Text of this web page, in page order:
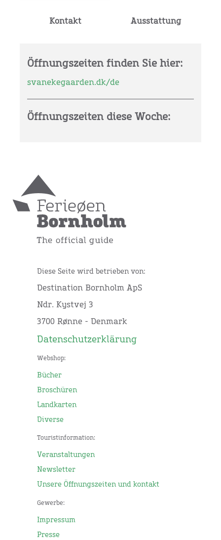
Kontakt Ausstattung
Öffnungszeiten finden Sie hier:
svanekegaarden.dk/de
Öffnungszeiten diese Woche:
Diese Seite wird betrieben von:
Destination Bornholm ApS
Ndr. Kystvej 3
3700 Rønne - Denmark
Datenschutzerklärung
Webshop:
Bücher
Broschüren
Landkarten
Diverse
Touristinformation:
Veranstaltungen
Newsletter
Unsere Öffnungszeiten und kontakt
Gewerbe:
Impressum
Presse